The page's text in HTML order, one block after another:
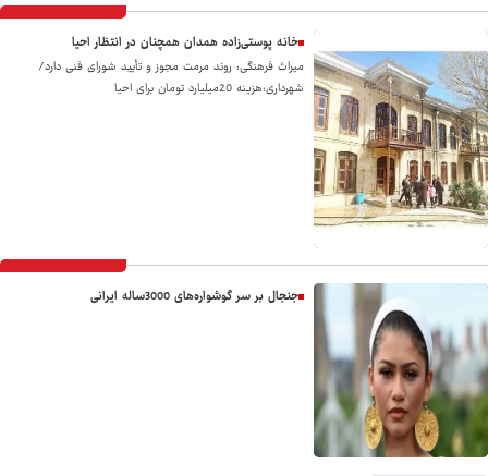
خانه پوستی‌زاده همدان همچنان در انتظار احیا
میراث‌ فرهنگی: روند مرمت مجوز و تأیید شورای فنی دارد/
شهرداری:هزینه 20میلیارد تومان برای احیا
جنجال بر سر گوشواره‌های 3000ساله ایرانی